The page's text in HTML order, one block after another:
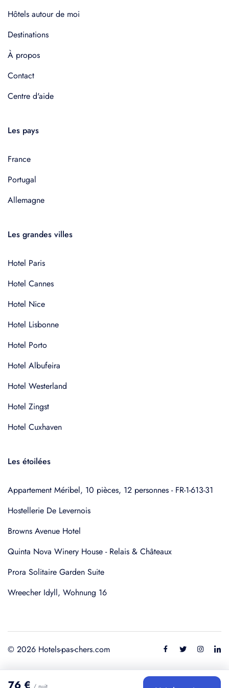
Hôtels autour de moi
Destinations
À propos
Contact
Centre d'aide
Les pays
France
Portugal
Allemagne
Les grandes villes
Hotel Paris
Hotel Cannes
Hotel Nice
Hotel Lisbonne
Hotel Porto
Hotel Albufeira
Hotel Westerland
Hotel Zingst
Hotel Cuxhaven
Les étoilées
Appartement Méribel, 10 pièces, 12 personnes - FR-1-613-31
Hostellerie De Levernois
Browns Avenue Hotel
Quinta Nova Winery House - Relais & Châteaux
Prora Solitaire Garden Suite
Wreecher Idyll, Wohnung 16
© 2026 Hotels-pas-chers.com